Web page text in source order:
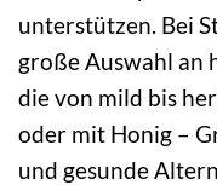
unterstützen. Bei
große Auswahl an
die von mild bis
oder mit Honig –
und gesunde